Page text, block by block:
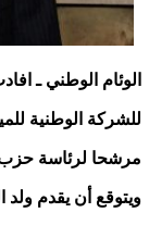
الوئام الوطني ـ
للشركة الوطنية
مرشحا لرئاسة حزب
ويتوقع أن يقدم